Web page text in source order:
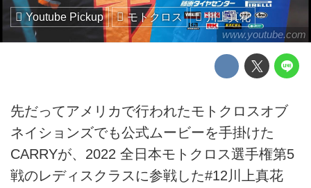
www.youtube.com
Youtube Pickup モトクロス 川上真花
先だってアメリカで行われたモトクロスオブ
ネイションズでも公式ムービーを手掛けた
CARRYが、2022 全日本モトクロス選手権第5
戦のレディスクラスに参戦した#12川上真花